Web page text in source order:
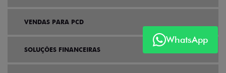
WhatsApp
VENDAS PARA PCD
SOLUÇÕES FINANCEIRAS